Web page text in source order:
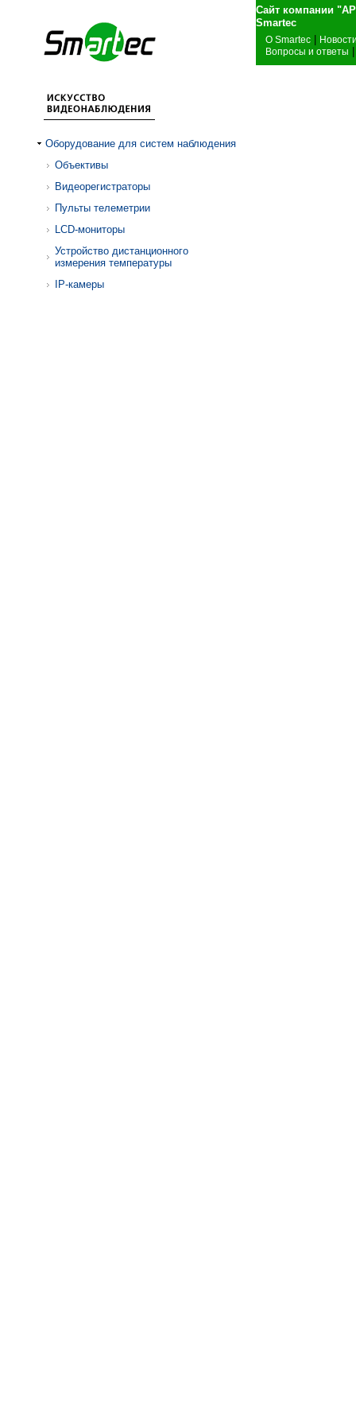
Сайт компании
О Smartec
Вопросы и ответы
Оборудование для систем наблюдения
Объективы
Видеорегистраторы
Пульты телеметрии
LCD-мониторы
Устройство дистанционного
измерения температуры
IP-камеры